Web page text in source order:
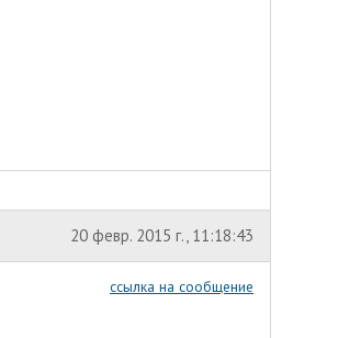
20 февр. 2015 г., 11:18:43
ссылка на сообщение